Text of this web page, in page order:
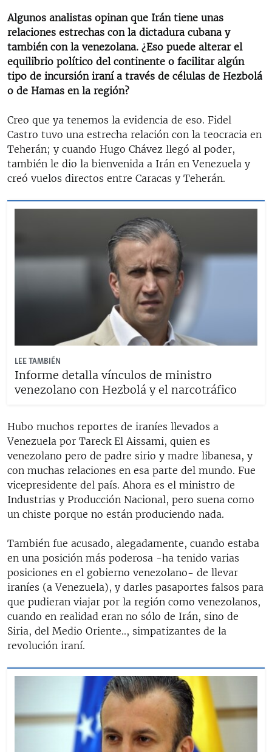
Algunos analistas opinan que Irán tiene unas
relaciones estrechas con la dictadura cubana y
también con la venezolana. ¿Eso puede alterar el
equilibrio político del continente o facilitar algún
tipo de incursión iraní a través de células de Hezbolá
o de Hamas en la región?
Creo que ya tenemos la evidencia de eso. Fidel
Castro tuvo una estrecha relación con la teocracia en
Teherán; y cuando Hugo Chávez llegó al poder,
también le dio la bienvenida a Irán en Venezuela y
creó vuelos directos entre Caracas y Teherán.
LEE TAMBIÉN
Informe detalla vínculos de ministro
venezolano con Hezbolá y el narcotráfico
Hubo muchos reportes de iraníes llevados a
Venezuela por Tareck El Aissami, quien es
venezolano pero de padre sirio y madre libanesa, y
con muchas relaciones en esa parte del mundo. Fue
vicepresidente del país. Ahora es el ministro de
Industrias y Producción Nacional, pero suena como
un chiste porque no están produciendo nada.
También fue acusado, alegadamente, cuando estaba
en una posición más poderosa -ha tenido varias
posiciones en el gobierno venezolano- de llevar
iraníes (a Venezuela), y darles pasaportes falsos para
que pudieran viajar por la región como venezolanos,
cuando en realidad eran no sólo de Irán, sino de
Siria, del Medio Oriente.., simpatizantes de la
revolución iraní.